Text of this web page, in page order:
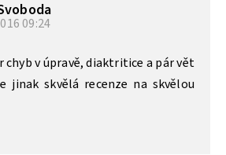
09:24
chyb v úpravě, diaktritice a pár vět
jinak skvělá recenze na skvělou